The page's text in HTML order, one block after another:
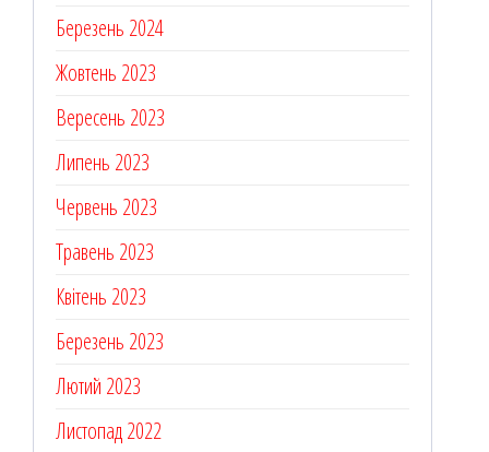
Березень 2024
Жовтень 2023
Вересень 2023
Липень 2023
Червень 2023
Травень 2023
Квітень 2023
Березень 2023
Лютий 2023
Листопад 2022